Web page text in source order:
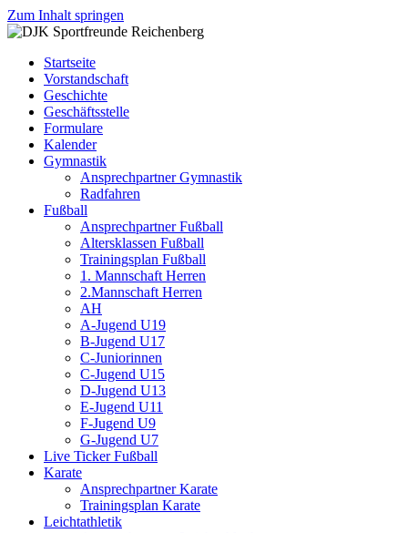
Zum Inhalt springen
Sportfreunde
Reichenberg
Gymnastik
Karate
Leichtathletik
Radfahren
Rollkunstlauf
Startseite
Vorstandschaft
Geschichte
Geschäftsstelle
Formulare
Kalender
Gymnastik
Ansprechpartner Gymnastik
Radfahren
Fußball
Ansprechpartner Fußball
Altersklassen Fußball
Trainingsplan Fußball
1. Mannschaft Herren
2.Mannschaft Herren
AH
A-Jugend U19
B-Jugend U17
C-Juniorinnen
C-Jugend U15
D-Jugend U13
E-Jugend U11
F-Jugend U9
G-Jugend U7
Live Ticker Fußball
Karate
Ansprechpartner Karate
Trainingsplan Karate
Leichtathletik